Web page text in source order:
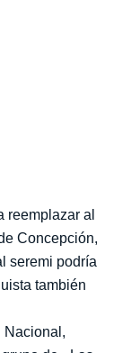
reemplazar
de
que una
y que una
ventaja.
Nacional,